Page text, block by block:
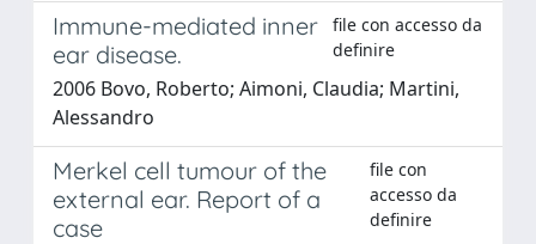
Immune-mediated inner
ear disease.
file con accesso da
definire
2006 Bovo, Roberto; Aimoni, Claudia; Martini,
Alessandro
Merkel cell tumour of the
external ear. Report of a
case
file con
accesso da
definire